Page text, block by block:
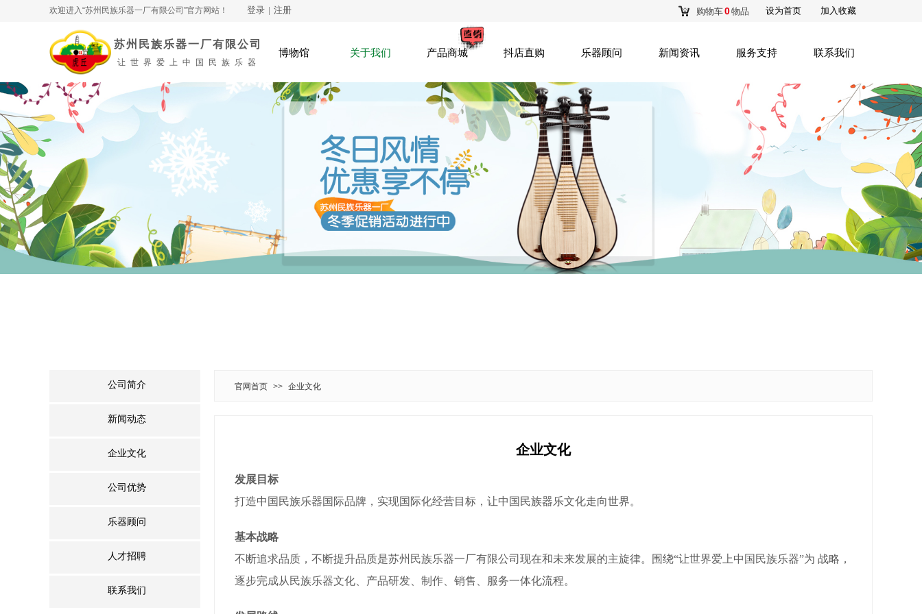
产品商城
登录 | 注册 购物车0物品 设为首页 加入收藏
欢迎进入“苏州民族乐器一厂有限公司”官方网站！
博物馆 关于我们 产品商城 抖店直购 乐器顾问 新闻资讯 服务支持 联系我们
让世界爱上中国民族乐器
苏州民族乐器一厂有限公司
公司简介
新闻动态
企业文化
公司优势
乐器顾问
人才招聘
联系我们
官网首页 >> 企业文化
企业文化
发展目标
打造中国民族乐器国际品牌，实现国际化经营目标，让中国民族器乐文化走向世界。
基本战略
不断追求品质，不断提升品质是苏州民族乐器一厂有限公司现在和未来发展的主旋律。围绕“让世界爱上中国民族乐器”为 战略，
逐步完成从民族乐器文化、产品研发、制作、销售、服务一体化流程。